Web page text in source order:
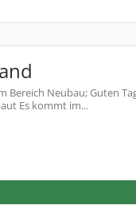
Bereich Neubau; Guten
Es kommt im...